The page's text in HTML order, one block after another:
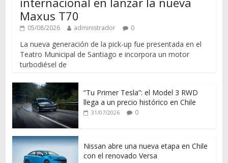
Maxus T70
05/08/2026 administrador 0
La nueva generación de la pick-up fue presentada en el
Teatro Municipal de Santiago e incorpora un motor
turbodiésel de
“Tu Primer Tesla”: el Model 3 RWD
llega a un precio histórico en Chile
31/07/2026 0
Nissan abre una nueva etapa en Chile
con el renovado Versa